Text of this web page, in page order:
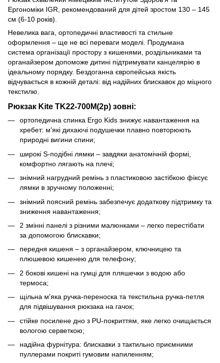
Ергономіки IGR, рекомендований для дітей зростом 130 – 145
см (6-10 років).
Невелика вага, ортопедичні властивості та стильне
оформлення – ще не всі переваги моделі. Продумана
система організації простору з кишенями, роздільниками та
органайзером допоможе дитині підтримувати канцелярію в
ідеальному порядку. Бездоганна європейська якість
відчувається в кожній деталі: від надійних блискавок до міцного
текстилю.
Рюкзак Kite TK22-700M(2p) зовні:
ортопедична спинка Ergo Kids знижує навантаження на
хребет: м'які дихаючі подушечки плавно повторюють
природні вигини спини;
широкі S-подібні лямки – завдяки анатомічній формі,
комфортно лягають на плечі;
знімний нагрудний ремінь з пластиковою застібкою фіксує
лямки в зручному положенні;
знімний поясний ремінь забезпечує додаткову підтримку та
зниження навантаження;
2 змінні панелі з різними малюнками – легко перестібати
за допомогою блискавки;
передня кишеня – з органайзером, ключницею та
плюшевою кишенею для телефону;
2 бокові кишені на гумці для пляшечки з водою або
термоса;
щільна м'яка ручка-переноска та текстильна ручка-петля
для підвішування рюкзака на гачок;
стійке посилене дно з PU-покриттям, яке легко очищається
вологою серветкою;
надійна фурнітура: блискавки з тактильно приємними
пуллерами покриті гумовим напиленням;